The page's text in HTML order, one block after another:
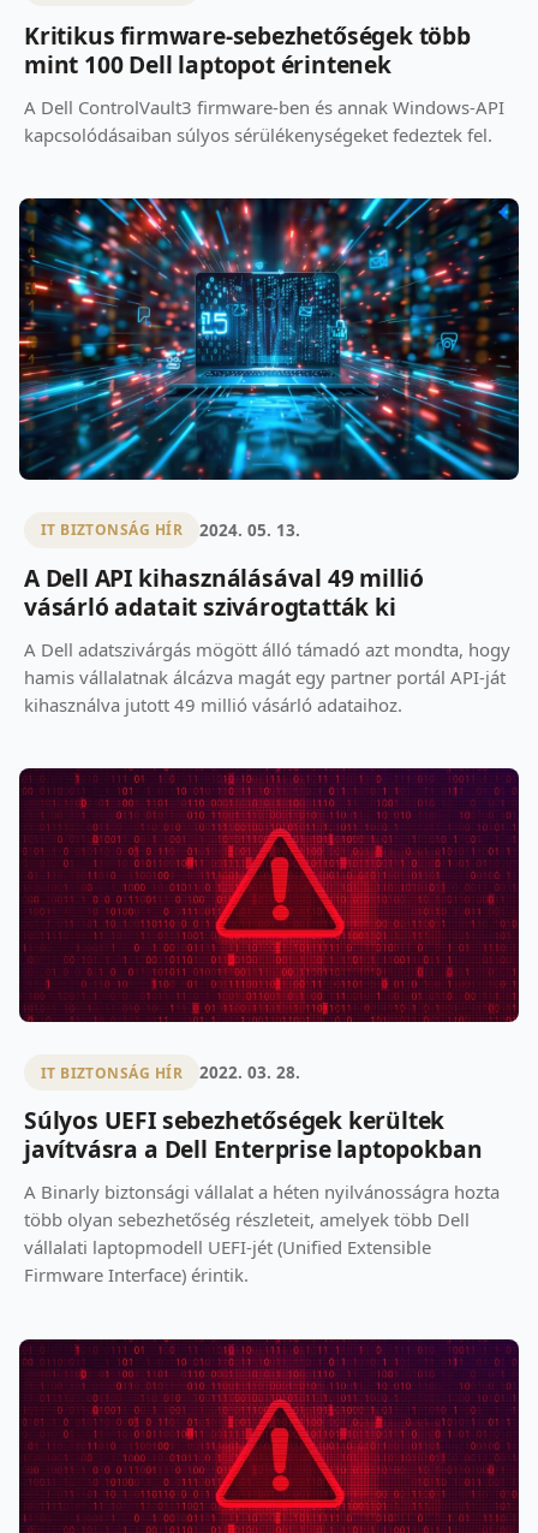
Kritikus firmware-sebezhetőségek több
mint 100 Dell laptopot érintenek
A Dell ControlVault3 firmware-ben és annak Windows-API
kapcsolódásaiban súlyos sérülékenységeket fedeztek fel.
IT BIZTONSÁG HÍR 2024. 05. 13.
A Dell API kihasználásával 49 millió
vásárló adatait szivárogtatták ki
A Dell adatszivárgás mögött álló támadó azt mondta, hogy
hamis vállalatnak álcázva magát egy partner portál API-ját
kihasználva jutott 49 millió vásárló adataihoz.
IT BIZTONSÁG HÍR 2022. 03. 28.
Súlyos UEFI sebezhetőségek kerültek
javítvásra a Dell Enterprise laptopokban
A Binarly biztonsági vállalat a héten nyilvánosságra hozta
több olyan sebezhetőség részleteit, amelyek több Dell
vállalati laptopmodell UEFI-jét (Unified Extensible
Firmware Interface) érintik.